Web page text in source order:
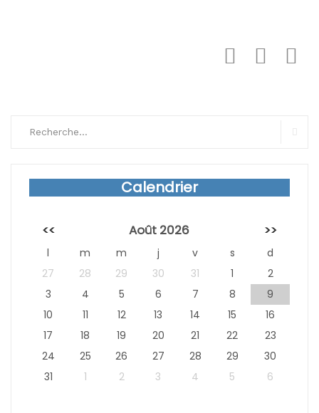
Calendrier
<< Août 2026 >>
l m m j v s
d
27
28 29 30 31 1
2
3
4 5 6 7 8
9
10
11 12 13 14 15
16
17
18 19 20 21 22
23
24
25 26 27 28 29
30
31
1 2 3 4 5 6